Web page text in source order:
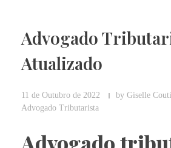
Advogado
Atualizado
11 de Outubro de 2022 by Giselle
Advogado Tributarista
Advogado